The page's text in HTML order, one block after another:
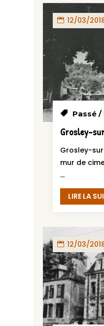
12/03/
Passé
Grosley-
mur de
...
LIRE LA
12/03/